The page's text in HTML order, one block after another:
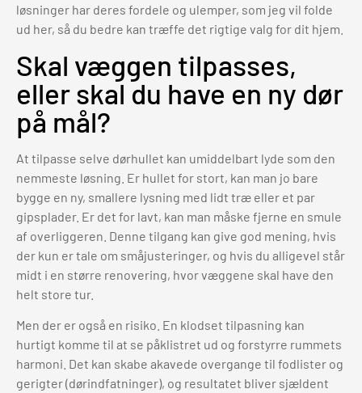
løsninger har deres fordele og ulemper, som jeg vil folde
ud her, så du bedre kan træffe det rigtige valg for dit hjem.
Skal væggen tilpasses,
eller skal du have en ny dør
på mål?
At tilpasse selve dørhullet kan umiddelbart lyde som den
nemmeste løsning. Er hullet for stort, kan man jo bare
bygge en ny, smallere lysning med lidt træ eller et par
gipsplader. Er det for lavt, kan man måske fjerne en smule
af overliggeren. Denne tilgang kan give god mening, hvis
der kun er tale om småjusteringer, og hvis du alligevel står
midt i en større renovering, hvor væggene skal have den
helt store tur.
Men der er også en risiko. En klodset tilpasning kan
hurtigt komme til at se påklistret ud og forstyrre rummets
harmoni. Det kan skabe akavede overgange til fodlister og
gerigter (dørindfatninger), og resultatet bliver sjældent